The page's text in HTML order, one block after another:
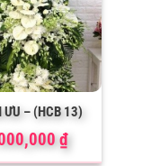
ƯU – (HCB 13)
₫